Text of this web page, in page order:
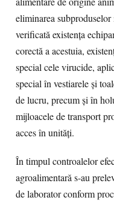
eliminarea
verificată existența
corectă a acestuia,
special cele virucide,
special în vestiarele și
de lucru, precum și în
mijloacele de transport
acces în unități.
În timpul controalelor
agroalimentară s-au
de laborator conform